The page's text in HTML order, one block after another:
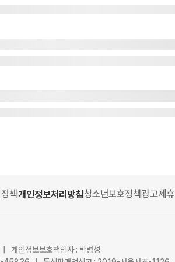
책개인정보처리방침청소년보호정책광고제휴
개인정보보호책임자 : 박병성